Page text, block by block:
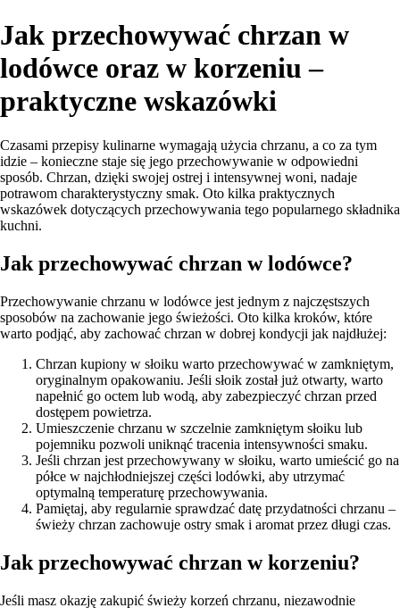
Jak przechowywać chrzan w
lodówce oraz w korzeniu –
praktyczne wskazówki
Czasami przepisy kulinarne wymagają użycia chrzanu, a co za tym
idzie – konieczne staje się jego przechowywanie w odpowiedni
sposób. Chrzan, dzięki swojej ostrej i intensywnej woni, nadaje
potrawom charakterystyczny smak. Oto kilka praktycznych
wskazówek dotyczących przechowywania tego popularnego składnika
kuchni.
Jak przechowywać chrzan w lodówce?
Przechowywanie chrzanu w lodówce jest jednym z najczęstszych
sposobów na zachowanie jego świeżości. Oto kilka kroków, które
warto podjąć, aby zachować chrzan w dobrej kondycji jak najdłużej:
Chrzan kupiony w słoiku warto przechowywać w zamkniętym,
oryginalnym opakowaniu. Jeśli słoik został już otwarty, warto
napełnić go octem lub wodą, aby zabezpieczyć chrzan przed
dostępem powietrza.
Umieszczenie chrzanu w szczelnie zamkniętym słoiku lub
pojemniku pozwoli uniknąć tracenia intensywności smaku.
Jeśli chrzan jest przechowywany w słoiku, warto umieścić go na
półce w najchłodniejszej części lodówki, aby utrzymać
optymalną temperaturę przechowywania.
Pamiętaj, aby regularnie sprawdzać datę przydatności chrzanu –
świeży chrzan zachowuje ostry smak i aromat przez długi czas.
Jak przechowywać chrzan w korzeniu?
Jeśli masz okazję zakupić świeży korzeń chrzanu, niezawodnie